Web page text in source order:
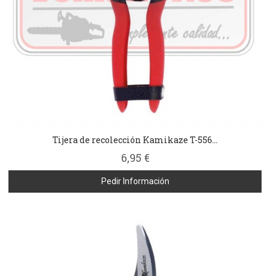
Tijera de recolección Kamikaze T-556...
6,95 €
Pedir Información